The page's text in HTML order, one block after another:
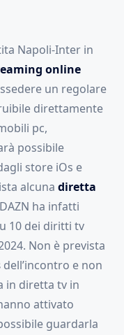
Napoli-Inter in
online
un regolare
direttamente
pc,
possibile
store iOs e
alcuna diretta
ha infatti
10 dei diritti tv
Non è prevista
dell’incontro e non
in diretta tv in
attivato
guardarla